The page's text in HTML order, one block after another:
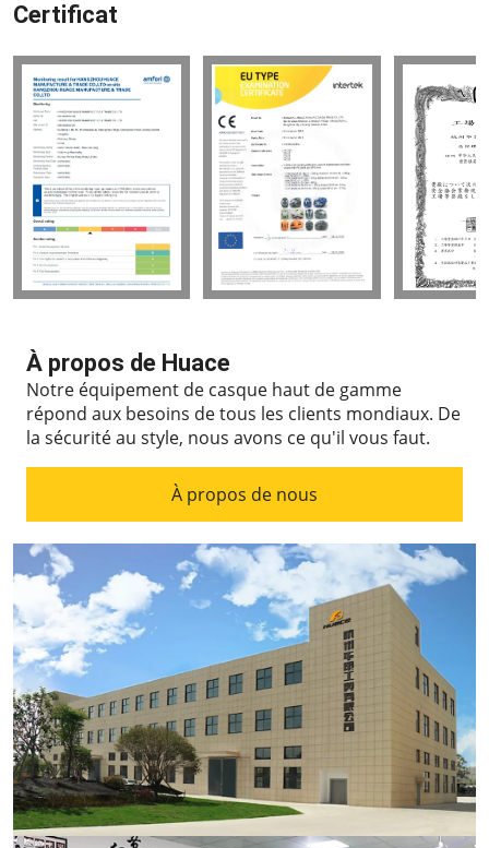
Certificat
À propos de Huace
Notre équipement de casque haut de gamme
répond aux besoins de tous les clients mondiaux. De
la sécurité au style, nous avons ce qu'il vous faut.
À propos de nous